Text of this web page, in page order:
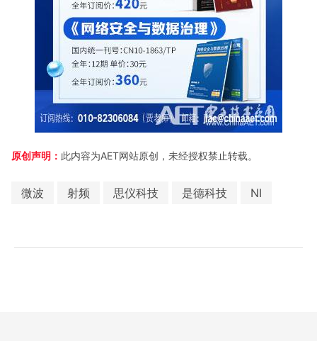
原创声明： 此内容为AET网站原创，未经授权禁止转载。
微波 射频 思仪科技 是德科技 NI